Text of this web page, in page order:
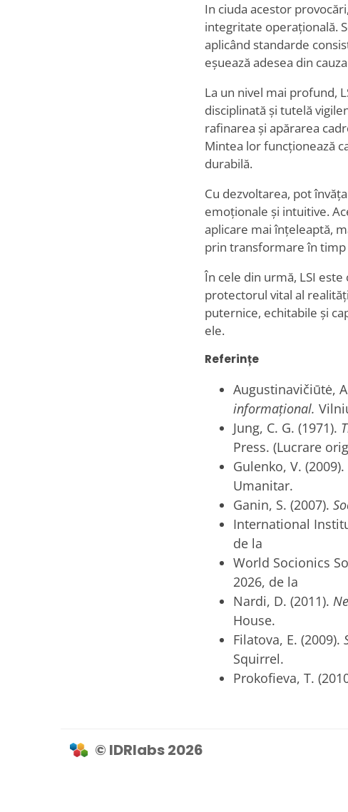
In ciuda acestor
integritate operațională.
aplicând standarde
eșuează adesea din
La un nivel mai profund,
disciplinată și tutelă
rafinarea și apărarea
Mintea lor funcționează
durabilă.
Cu dezvoltarea, pot
emoționale și intuitive.
aplicare mai înțeleaptă,
prin transformare în
În cele din urmă, LSI
protectorul vital al
puternice, echitabile și
ele.
Referințe
Augustinavičiūtė,
informațional.
Jung, C. G. (1971).
Press. (Lucrare
Gulenko, V. (2009).
Umanitar.
Ganin, S. (2007).
International
de la
World Socionics
2026, de la
Nardi, D. (2011).
House.
Filatova, E. (2009).
Squirrel.
Prokofieva, T.
© IDRlabs 2026